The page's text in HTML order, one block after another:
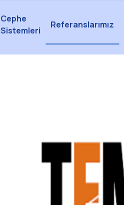
Cephe
Sistemleri
Referanslarımız